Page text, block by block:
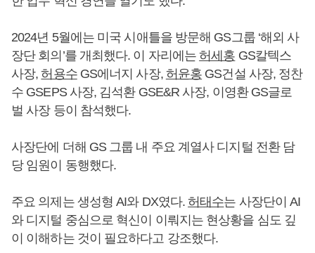
2024년 5월에는 미국 시애틀을 방문해 GS그룹 ‘해외 사
장단 회의’를 개최했다. 이 자리에는허세홍 GS칼텍스
사장,허용수GS에너지 사장, 허윤홍 GS건설 사장, 정찬
수 GSEPS 사장, 김석환 GSE&R 사장, 이영환 GS글로
벌 사장 등이 참석했다.
사장단에 더해 GS 그룹 내 주요 계열사 디지털 전환 담
당 임원이 동행했다.
주요 의제는 생성형 AI와 DX였다.허태수는 사장단이 AI
와 디지털 중심으로 혁신이 이뤄지는 현상황을 심도 깊
이 이해하는 것이 필요하다고 강조했다.